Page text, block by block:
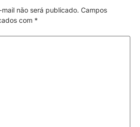
não será publicado. Campos
com *